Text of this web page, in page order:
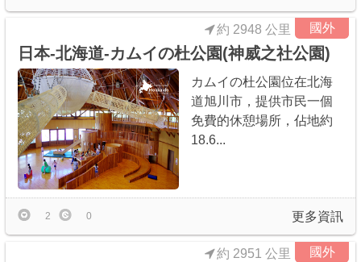
國外
約 2948 公里
日本-北海道-カムイの杜公園(神威之社公園)
カムイの杜公園位在北海
道旭川市，提供市民一個
免費的休憩場所，佔地約
18.6...
更多資訊
2 0
國外
約 2951 公里